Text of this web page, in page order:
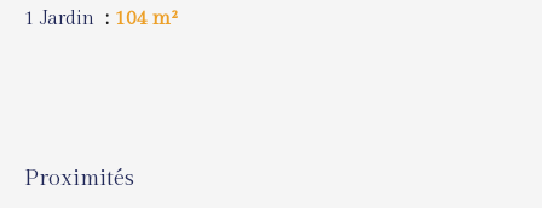
1 Jardin
104 m²
Proximités